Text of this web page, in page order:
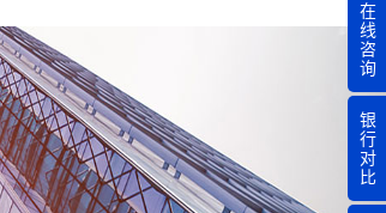
在
线
咨
询
银
行
对
比